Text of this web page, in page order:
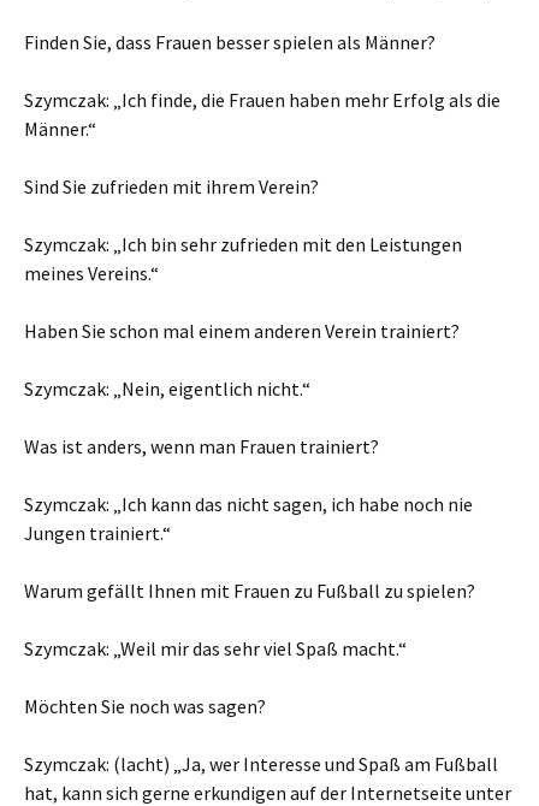
Finden Sie, dass Frauen besser spielen als Männer?
Szymczak: „Ich finde, die Frauen haben mehr Erfolg als die
Männer.“
Sind Sie zufrieden mit ihrem Verein?
Szymczak: „Ich bin sehr zufrieden mit den Leistungen
meines Vereins.“
Haben Sie schon mal einem anderen Verein trainiert?
Szymczak: „Nein, eigentlich nicht.“
Was ist anders, wenn man Frauen trainiert?
Szymczak: „Ich kann das nicht sagen, ich habe noch nie
Jungen trainiert.“
Warum gefällt Ihnen mit Frauen zu Fußball zu spielen?
Szymczak: „Weil mir das sehr viel Spaß macht.“
Möchten Sie noch was sagen?
Szymczak: (lacht) „Ja, wer Interesse und Spaß am Fußball
hat, kann sich gerne erkundigen auf der Internetseite unter